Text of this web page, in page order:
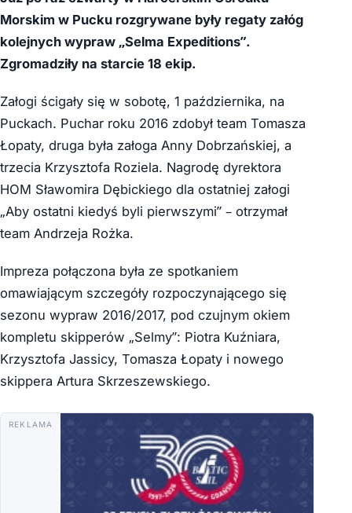
Morskim w Pucku rozgrywane były regaty załóg
kolejnych wypraw „Selma Expeditions”.
Zgromadziły na starcie 18 ekip.
Załogi ścigały się w sobotę, 1 października, na
Puckach. Puchar roku 2016 zdobył team Tomasza
Łopaty, druga była załoga Anny Dobrzańskiej, a
trzecia Krzysztofa Roziela. Nagrodę dyrektora
HOM Sławomira Dębickiego dla ostatniej załogi
„Aby ostatni kiedyś byli pierwszymi” – otrzymał
team Andrzeja Rożka.
Impreza połączona była ze spotkaniem
omawiającym szczegóły rozpoczynającego się
sezonu wypraw 2016/2017, pod czujnym okiem
kompletu skipperów „Selmy”: Piotra Kuźniara,
Krzysztofa Jassicy, Tomasza Łopaty i nowego
skippera Artura Skrzeszewskiego.
REKLAMA